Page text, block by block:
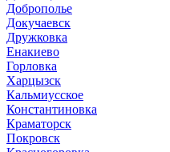
Доброполье
Докучаевск
Дружковка
Енакиево
Горловка
Харцызск
Кальмиусское
Константиновка
Краматорск
Покровск